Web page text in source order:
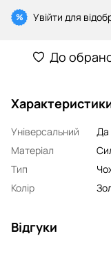
% Увійти для
До
Універсальний
Да
Матеріал
Тип
Колір
Відгуки